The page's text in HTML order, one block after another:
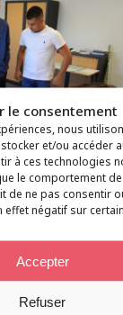
le consentement
nous
et/ou accéder
à ces technologies
le comportement
de ne pas consentir
effet négatif sur
Accepter
Refuser
de transition,
et suis
de colonie
attirée.